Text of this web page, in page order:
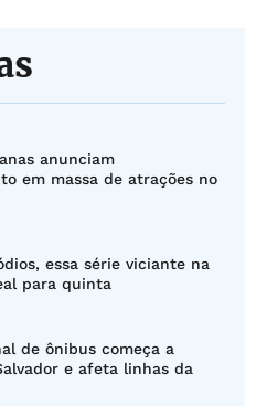
anunciam
em massa de atrações no
essa série viciante na
para quinta
de ônibus começa a
e afeta linhas da